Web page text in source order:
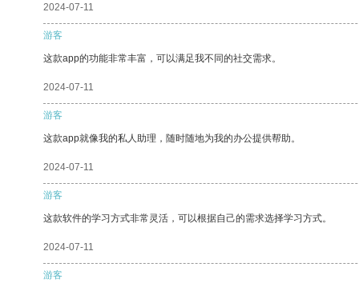
2024-07-11
游客
这款app的功能非常丰富，可以满足我不同的社交需求。
2024-07-11
游客
这款app就像我的私人助理，随时随地为我的办公提供帮助。
2024-07-11
游客
这款软件的学习方式非常灵活，可以根据自己的需求选择学习方式。
2024-07-11
游客